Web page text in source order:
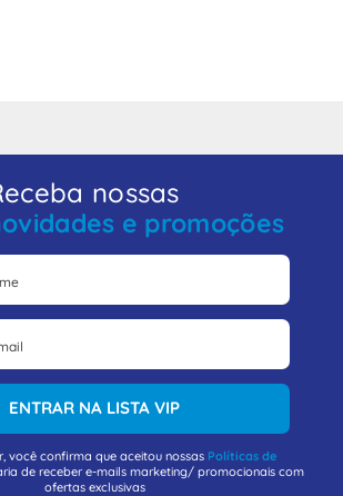
nossas
e promoções
ENTRAR NA LISTA VIP
você confirma que aceitou nossas Políticas de
de receber e-mails marketing/ promocionais com
ofertas exclusivas